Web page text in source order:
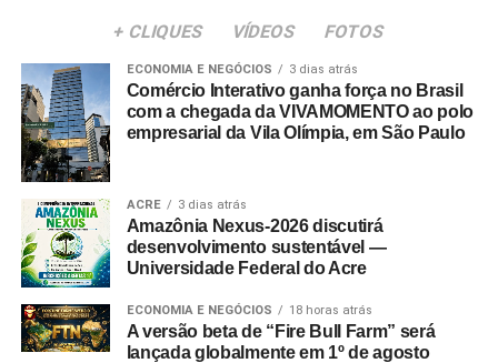
+ CLIQUES VÍDEOS FOTOS
ECONOMIA E NEGÓCIOS 3 dias atrás
Comércio Interativo ganha força no Brasil
com a chegada da VIVAMOMENTO ao polo
empresarial da Vila Olímpia, em São Paulo
ACRE 3 dias atrás
Amazônia Nexus-2026 discutirá
desenvolvimento sustentável —
Universidade Federal do Acre
ECONOMIA E NEGÓCIOS 18 horas atrás
A versão beta de “Fire Bull Farm” será
lançada globalmente em 1º de agosto